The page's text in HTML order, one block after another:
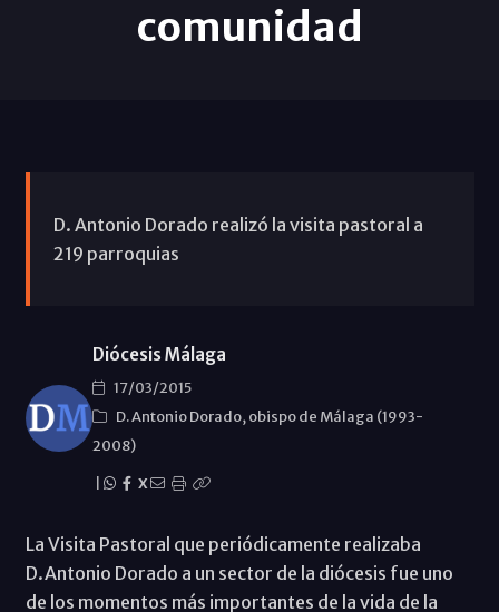
comunidad
D. Antonio Dorado realizó la visita pastoral a
219 parroquias
Diócesis Málaga
17/03/2015
D. Antonio Dorado, obispo de Málaga (1993-
2008)
X
La Visita Pastoral que periódicamente realizaba
D.Antonio Dorado a un sector de la diócesis fue uno
de los momentos más importantes de la vida de la